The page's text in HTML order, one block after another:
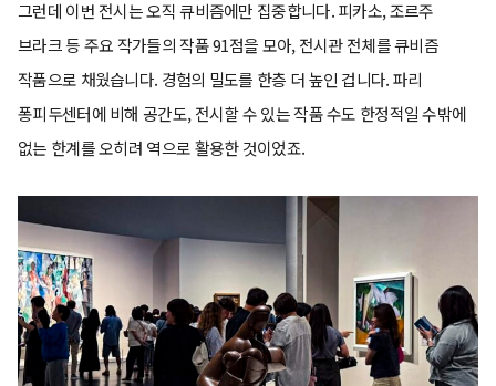
그런데 이번 전시는 오직 큐비즘에만 집중합니다. 피카소, 조르주
브라크 등 주요 작가들의 작품 91점을 모아, 전시관 전체를 큐비즘
작품으로 채웠습니다. 경험의 밀도를 한층 더 높인 겁니다. 파리
퐁피두센터에 비해 공간도, 전시할 수 있는 작품 수도 한정적일 수밖에
없는 한계를 오히려 역으로 활용한 것이었죠.